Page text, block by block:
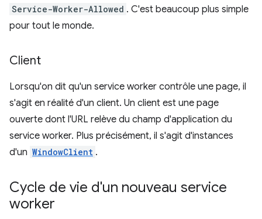
Service-Worker-Allowed . C'est beaucoup plus simple
pour tout le monde.
Client
Lorsqu'on dit qu'un service worker contrôle une page, il
s'agit en réalité d'un client. Un client est une page
ouverte dont l'URL relève du champ d'application du
service worker. Plus précisément, il s'agit d'instances
d'un WindowClient .
Cycle de vie d'un nouveau service
worker